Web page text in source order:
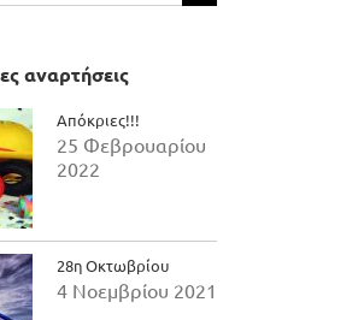
αναρτήσεις
Απόκριες!!!
25 Φεβρουαρίου
2022
28η Οκτωβρίου
4 Νοεμβρίου 2021